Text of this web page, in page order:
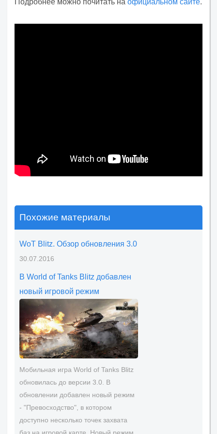
Похожие материалы
WoT Blitz. Обзор обновления 3.0
30.07.2016
В World of Tanks Blitz добавлен
новый игровой режим
Мобильная игра World of Tanks Blitz
обновилась до версии 3.0. В
обновлении добавлен новый режим
- "Превосходство", в котором
доступно несколько точек захвата
баз на игровой карте. Новый режим